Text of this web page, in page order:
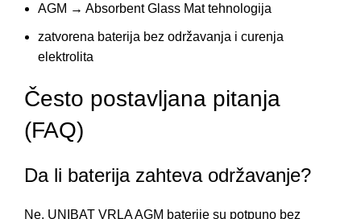
AGM → Absorbent Glass Mat tehnologija
zatvorena baterija bez održavanja i curenja
elektrolita
Često postavljana pitanja
(FAQ)
Da li baterija zahteva održavanje?
Ne, UNIBAT VRLA AGM baterije su potpuno bez